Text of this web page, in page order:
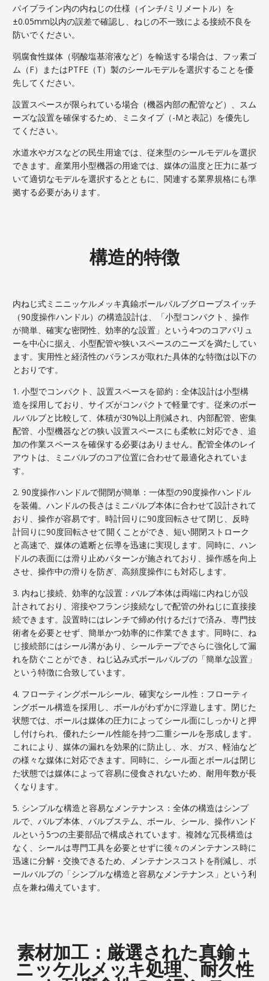
パイプライン内の内ねじの仕様（インチ/ミリメートル）を
±0.05mm以内の誤差で確認し、ねじの不一致による接続不良を
防いでください。
弱腐食性媒体（弱酸塩基溶液など）を輸送する場合は、フッ素ゴ
ム（F）またはPTFE（T）製のシールモデルを選択することを優
先してください。
設置スペースが限られている場合（機器内部の配管など）、スム
ーズな設置を確保するため、ミニタイプ（-Mと表記）を優先し
てください。
水道水やガスなどの民生用途では、従来型のシールモデルを選択
できます。産業用小型機器の用途では、媒体の温度と圧力に基づ
いて適切なモデルを選択するとともに、関連する業界規格にも準
拠する必要があります。
構造的特徴
内ねじ式ミニニッケルメッキ真鍮ボールバルブグローブスイッチ
（90度操作ハンドル）の構造設計は、「小型コンパクト、操作
が簡単、確実な密閉性、効率的な設置」という4つのコアバリュ
ーを中心に据え、小型配管や狭いスペースのニーズを満たしてい
ます。実用性と経済性のバランスが取れた具体的な特徴は以下の
とおりです。
1. 小型でコンパクト、設置スペースを節約：全体設計は小型構
造を採用しており、サイズがコンパクトで軽量です。従来のボー
ルバルブと比較して、体積が30%以上削減され、内部配管、密集
配管、小型機器などの狭い設置スペースにも柔軟に対応でき、追
加の作業スペースを確保する必要はありません。配管全体のレイ
アウトは、ミニバルブのコア位置に合わせて最適化されていま
す。
2. 90度操作ハンドルで開閉が簡単：一体型の90度操作ハンドル
を装備。ハンドルの長さはミニバルブ本体に合わせて設計されて
おり、操作が容易です。時計回りに90度回転させて閉じ、反時
計回りに90度回転させて開くことができ、短い開閉ストローク
と高速で、媒体の遮断と伝導を迅速に実現します。同時に、ハン
ドルの表面には滑り止めパターンが施されており、操作感を向上
させ、操作中の滑りを防ぎ、高頻度操作にも対応します。
3. 内ねじ接続、効率的な設置：バルブ本体は両端に内ねじが設
計されており、溶接やフランジ接続なしで配管の外ねじに直接接
続できます。設置時にはレンチで締め付けるだけで済み、専門技
術者を必要とせず、簡単かつ効率的に作業できます。同時に、ね
じ接続部にはシール溝があり、シールテープでさらに強化して漏
れを防ぐことができ、ねじ込み式ボールバルブの「簡単な設置」
という特徴に合致しています。
4. フローティングボールシール、確実なシール性：フローティ
ングボール構造を採用し、ボールがわずかに浮遊します。閉じた
状態では、ボールは媒体の圧力によってシール面にしっかりと押
し付けられ、優れたシール性能を持つ二重シールを形成します。
これにより、媒体の漏れを効果的に防止し、水、ガス、軽油など
の様々な媒体に対応できます。同時に、シール面とボールは閉じ
た状態では媒体によって容易に侵食されないため、耐用年数が長
くなります。
5. シンプルな構造と容易なメンテナンス：全体の構造はシンプ
ルで、バルブ本体、バルブステム、ボール、シール、操作ハンド
ルという5つの主要部品で構成されています。複雑な冗長構造は
なく、シールは専門工具を必要とせずに後々のメンテナンス時に
迅速に分解・交換できるため、メンテナンスコストを削減し、ボ
ールバルブの「シンプルな構造と容易なメンテナンス」という利
点を兼ね備えています。
素材加工：厳選された真鍮＋
ニッケルメッキ処理、耐久性